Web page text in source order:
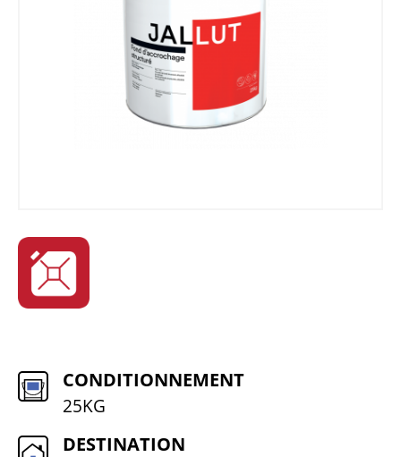
CONDITIONNEMENT
25KG
DESTINATION